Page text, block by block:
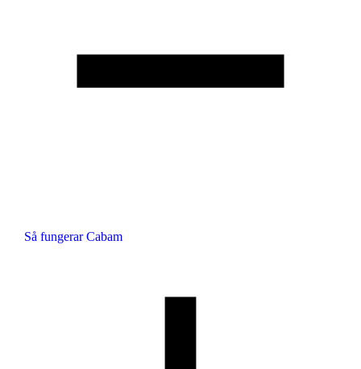
Så fungerar Cabam